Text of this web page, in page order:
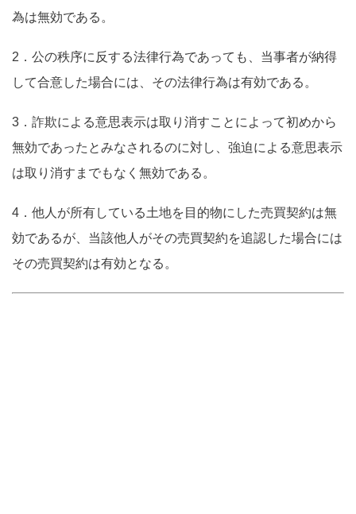
為は無効である。
2．公の秩序に反する法律行為であっても、当事者が納得
して合意した場合には、その法律行為は有効である。
3．詐欺による意思表示は取り消すことによって初めから
無効であったとみなされるのに対し、強迫による意思表示
は取り消すまでもなく無効である。
4．他人が所有している土地を目的物にした売買契約は無
効であるが、当該他人がその売買契約を追認した場合には
その売買契約は有効となる。